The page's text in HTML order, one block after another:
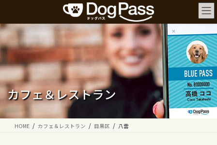
テ
ツ
へ
ス
ッ
プ
ゲ
シ
ョ
ン
移
動 カフェ＆レストラン
HOME カフェ＆レストラン 目黒区 八雲